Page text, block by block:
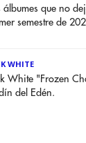
álbumes que no
semestre de
WHITE
White "Frozen
del Edén.